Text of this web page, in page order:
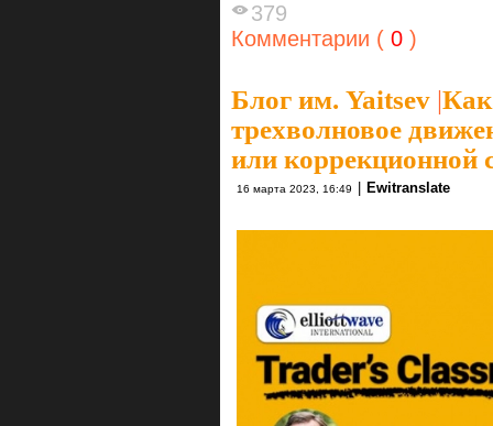
379
Комментарии ( 0 )
Блог им. Yaitsev |Как
трехволновое
или коррекционной
16 марта 2023, 16:49 Ewitranslate